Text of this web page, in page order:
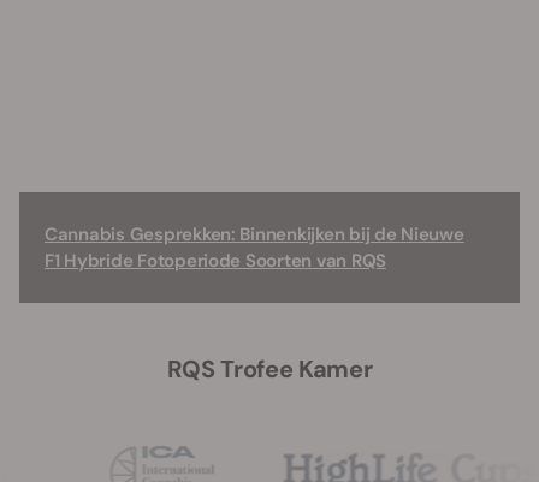
Cannabis Gesprekken: Binnenkijken bij de Nieuwe
F1 Hybride Fotoperiode Soorten van RQS
RQS Trofee Kamer